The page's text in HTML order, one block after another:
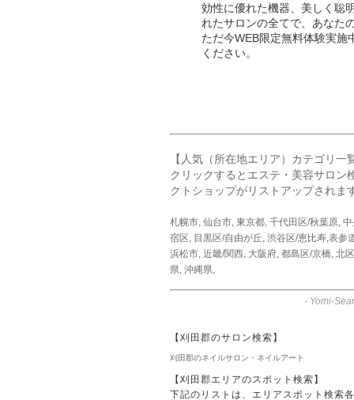
効性に優れた機器、美しく聡
れたサロンの全てで、あなた
ただ今WEB限定無料体験実施
ください。
【人気（所在地エリア）カテゴリ一
クリックするとエステ・美容サロン
クトショップがリストアップされま
札幌市, 仙台市, 東京都, 千代田区/秋葉原,
宿区, 目黒区/自由が丘, 渋谷区/恵比寿,表参
浜松市, 近畿/関西, 大阪府, 都島区/京橋, 北
県, 沖縄県,
- Yomi-
【刈田郡のサロン検索】
刈田郡のネイルサロン・ネイルアート
【刈田郡エリアのスポット検索】
下記のリストは、エリアスポット検索